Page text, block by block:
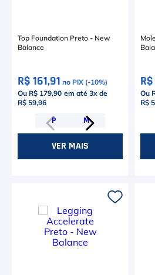
Top Foundation Preto - New
Balance
R$ 161,91 no PIX (-10%)
Ou R$ 179,90 em até 3x de
R$ 59,96
P M
VER MAIS
Ou
R$